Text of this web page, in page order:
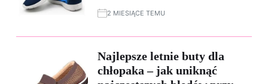
2 MIESIĄCE TEMU
Najlepsze letnie buty dla
chłopaka – jak uniknąć